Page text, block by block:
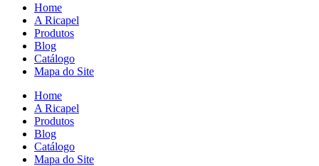
Home
A Ricapel
Produtos
Blog
Catálogo
Mapa do Site
Home
A Ricapel
Produtos
Blog
Catálogo
Mapa do Site